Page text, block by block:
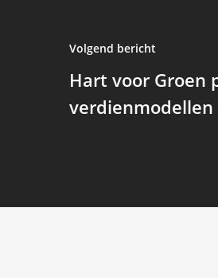
Volgend bericht
Hart voor Groen